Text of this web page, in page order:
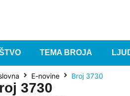
TEMA BROJA
E-novine Broj 3730
3730